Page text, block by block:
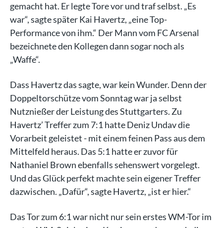
gemacht hat. Er legte Tore vor und traf selbst. „Es
war“, sagte später Kai Havertz, „eine Top-
Performance von ihm.“ Der Mann vom FC Arsenal
bezeichnete den Kollegen dann sogar noch als
„Waffe“.
Dass Havertz das sagte, war kein Wunder. Denn der
Doppeltorschütze vom Sonntag war ja selbst
Nutznießer der Leistung des Stuttgarters. Zu
Havertz’ Treffer zum 7:1 hatte Deniz Undav die
Vorarbeit geleistet - mit einem feinen Pass aus dem
Mittelfeld heraus. Das 5:1 hatte er zuvor für
Nathaniel Brown ebenfalls sehenswert vorgelegt.
Und das Glück perfekt machte sein eigener Treffer
dazwischen. „Dafür“, sagte Havertz, „ist er hier.“
Das Tor zum 6:1 war nicht nur sein erstes WM-Tor im